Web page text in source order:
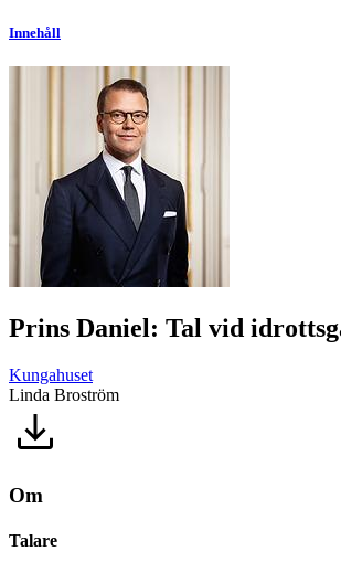
Innehåll
Prins Daniel: Tal vid
Kungahuset
Linda Broström
Om
Talare